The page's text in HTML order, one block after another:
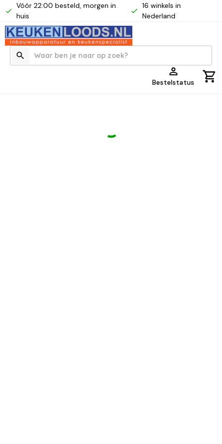
Vóór 22:00 besteld, morgen in
huis
16 winkels in
Nederland
Bestelstatus